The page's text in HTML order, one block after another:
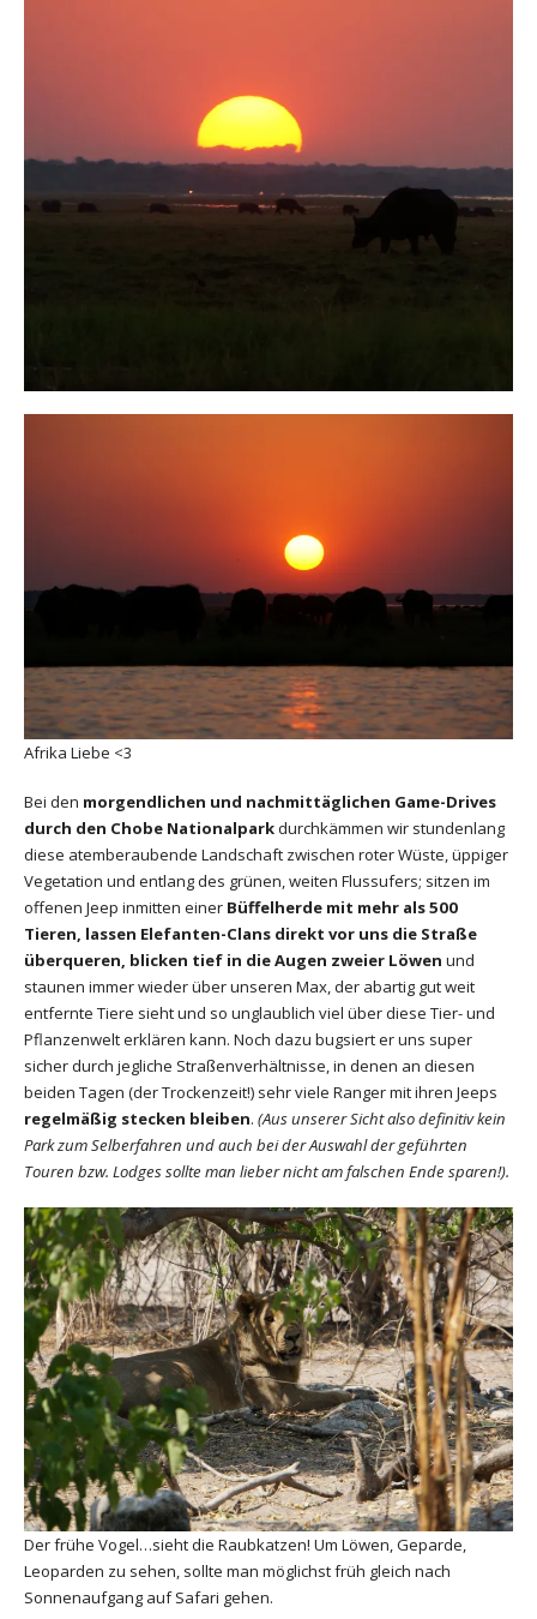
Afrika Liebe <3
Bei den morgendlichen und nachmittäglichen Game-Drives
durch den Chobe Nationalparkdurchkämmen wir stundenlang
diese atemberaubende Landschaft zwischen roter Wüste, üppiger
Vegetation und entlang des grünen, weiten Flussufers; sitzen im
offenen Jeep inmitten einer Büffelherde mit mehr als 500
Tieren, lassen Elefanten-Clans direkt vor uns die Straße
überqueren, blicken tief in die Augen zweier Löwen und
staunen immer wieder über unseren Max, der abartig gut weit
entfernte Tiere sieht und so unglaublich viel über diese Tier- und
Pflanzenwelt erklären kann. Noch dazu bugsiert er uns super
sicher durch jegliche Straßenverhältnisse, in denen an diesen
beiden Tagen (der Trockenzeit!) sehr viele Ranger mit ihren Jeeps
regelmäßig stecken bleiben. (Aus unserer Sicht also definitiv kein
Park zum Selberfahren und auch bei der Auswahl der geführten
Touren bzw. Lodges sollte man lieber nicht am falschen Ende sparen!).
Der frühe Vogel…sieht die Raubkatzen! Um Löwen, Geparde,
Leoparden zu sehen, sollte man möglichst früh gleich nach
Sonnenaufgang auf Safari gehen.